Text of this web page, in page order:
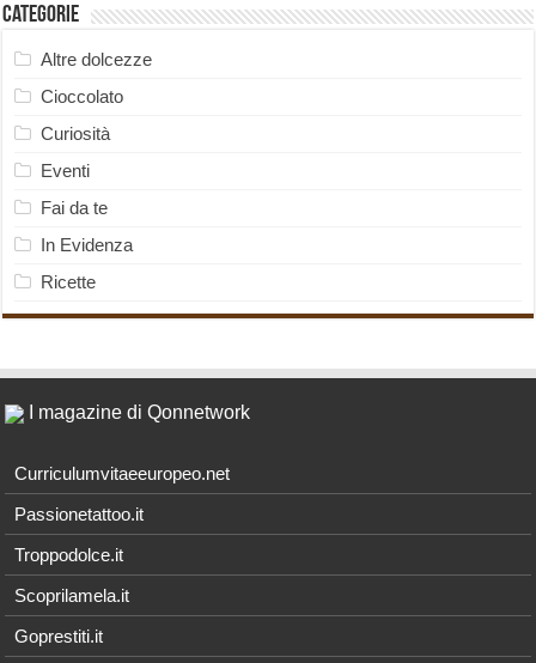
Categorie
Altre dolcezze
Cioccolato
Curiosità
Eventi
Fai da te
In Evidenza
Ricette
I magazine di Qonnetwork
Curriculumvitaeeuropeo.net
Passionetattoo.it
Troppodolce.it
Scoprilamela.it
Goprestiti.it